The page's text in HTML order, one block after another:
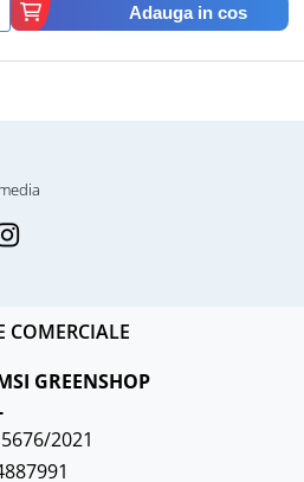
Adauga in cos
COMERCIALE
GREENSHOP
2021